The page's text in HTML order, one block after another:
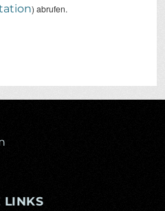
) abrufen.
LINKS